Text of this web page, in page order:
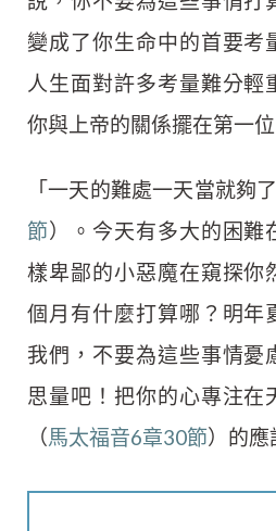
變成了你生命中的首要考
人生面對許多考量難分輕
你與上帝的關係擺在第一位
「一天的難處一天當就夠
節）。今天有多大的困難
樣卑鄙的小惡魔在窺探你
個月有什麼打算哪？明年
我們，不要為這些事情憂
思量吧！把你的心專注在
（馬太福音6章30節）的應